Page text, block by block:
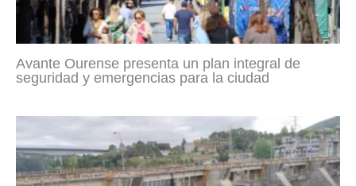
Avante Ourense presenta un plan integral de
seguridad y emergencias para la ciudad